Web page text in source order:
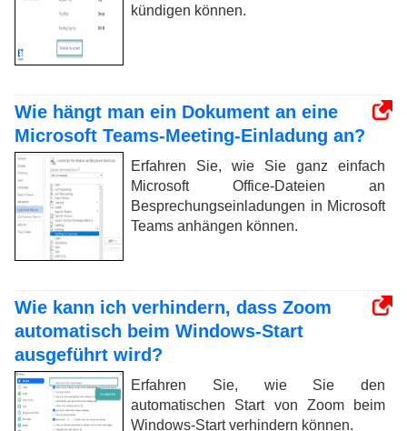
kündigen können.
Wie hängt man ein Dokument an eine
Microsoft Teams-Meeting-Einladung an?
Erfahren Sie, wie Sie ganz einfach
Microsoft Office-Dateien an
Besprechungseinladungen in Microsoft
Teams anhängen können.
Wie kann ich verhindern, dass Zoom
automatisch beim Windows-Start
ausgeführt wird?
Erfahren Sie, wie Sie den
automatischen Start von Zoom beim
Windows-Start verhindern können.